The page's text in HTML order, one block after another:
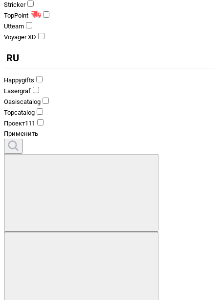
Stricker
TopPoint
Utteam
Voyager XD
RU
Happygifts
Lasergraf
Oasiscatalog
Topcatalog
Проект111
Применить